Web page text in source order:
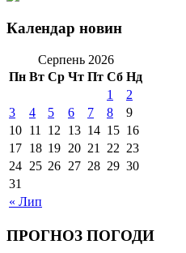
Календар новин
Серпень 2026
Пн Вт Ср Чт Пт Сб Нд
« Лип
1
2
3
4 5 6 7 8
9
10 11 12 13 14 15 16
17 18 19 20 21 22 23
24 25 26 27 28 29 30
31
ПРОГНОЗ ПОГОДИ